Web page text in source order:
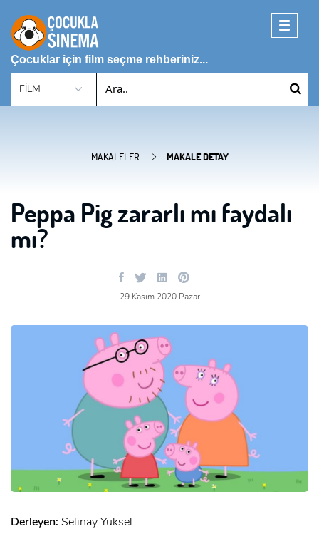
Toggle
Çocuklar için film seçme rehberiniz...
MAKALELER MAKALE DETAY
Peppa Pig zararlı mı faydalı
mı?
29 Kasım 2020 Pazar
Derleyen: Selinay Yüksel